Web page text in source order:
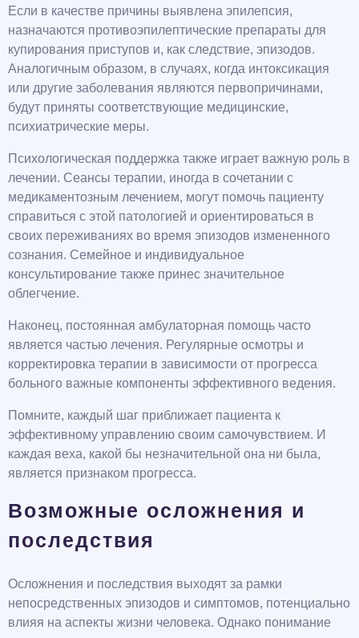
Если в качестве причины выявлена эпилепсия,
назначаются противоэпилептические препараты для
купирования приступов и, как следствие, эпизодов.
Аналогичным образом, в случаях, когда интоксикация
или другие заболевания являются первопричинами,
будут приняты соответствующие медицинские,
психиатрические меры.
Психологическая поддержка также играет важную роль в
лечении. Сеансы терапии, иногда в сочетании с
медикаментозным лечением, могут помочь пациенту
справиться с этой патологией и ориентироваться в
своих переживаниях во время эпизодов измененного
сознания. Семейное и индивидуальное
консультирование также принес значительное
облегчение.
Наконец, постоянная амбулаторная помощь часто
является частью лечения. Регулярные осмотры и
корректировка терапии в зависимости от прогресса
больного важные компоненты эффективного ведения.
Помните, каждый шаг приближает пациента к
эффективному управлению своим самочувствием. И
каждая веха, какой бы незначительной она ни была,
является признаком прогресса.
Возможные осложнения и
последствия
Осложнения и последствия выходят за рамки
непосредственных эпизодов и симптомов, потенциально
влияя на аспекты жизни человека. Однако понимание